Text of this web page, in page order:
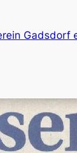
Gadsdorf